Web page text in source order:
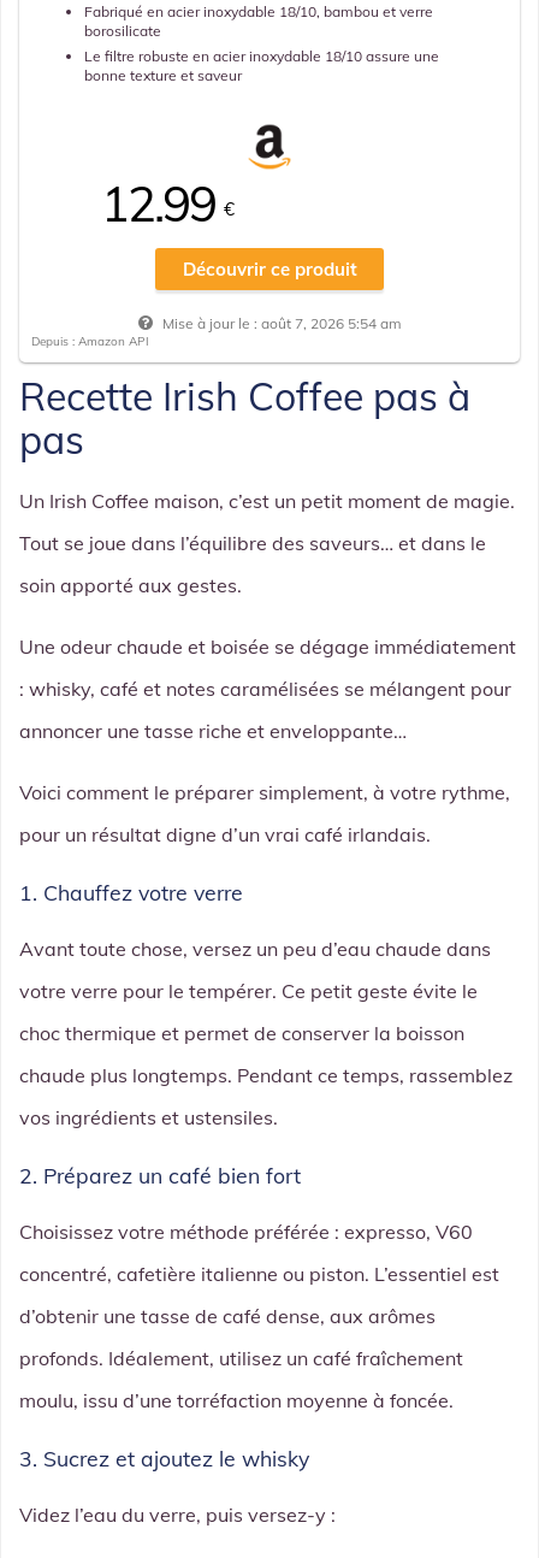
Fabriqué en acier inoxydable 18/10, bambou et verre
borosilicate
Le filtre robuste en acier inoxydable 18/10 assure une
bonne texture et saveur
12.99€
Découvrir ce produit
Mise à jour le : août 7, 2026 5:54 am
Depuis : Amazon API
Recette Irish Coffee pas à
pas
Un Irish Coffee maison, c’est un petit moment de magie.
Tout se joue dans l’équilibre des saveurs… et dans le
soin apporté aux gestes.
Une odeur chaude et boisée se dégage immédiatement
: whisky, café et notes caramélisées se mélangent pour
annoncer une tasse riche et enveloppante…
Voici comment le préparer simplement, à votre rythme,
pour un résultat digne d’un vrai café irlandais.
1. Chauffez votre verre
Avant toute chose, versez un peu d’eau chaude dans
votre verre pour le tempérer. Ce petit geste évite le
choc thermique et permet de conserver la boisson
chaude plus longtemps. Pendant ce temps, rassemblez
vos ingrédients et ustensiles.
2. Préparez un café bien fort
Choisissez votre méthode préférée : expresso, V60
concentré, cafetière italienne ou piston. L’essentiel est
d’obtenir une tasse de café dense, aux arômes
profonds. Idéalement, utilisez un café fraîchement
moulu, issu d’une torréfaction moyenne à foncée.
3. Sucrez et ajoutez le whisky
Videz l’eau du verre, puis versez-y :